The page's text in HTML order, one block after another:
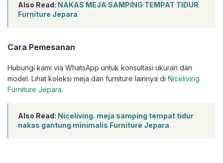
Also Read: NAKAS MEJA SAMPING TEMPAT TIDUR
Furniture Jepara
Cara Pemesanan
Hubungi kami via WhatsApp untuk konsultasi ukuran dan
model. Lihat koleksi meja dan furniture lainnya di Niceliving
Furniture Jepara.
Also Read: Niceliving. meja samping tempat tidur
nakas gantung minimalis Furniture Jepara